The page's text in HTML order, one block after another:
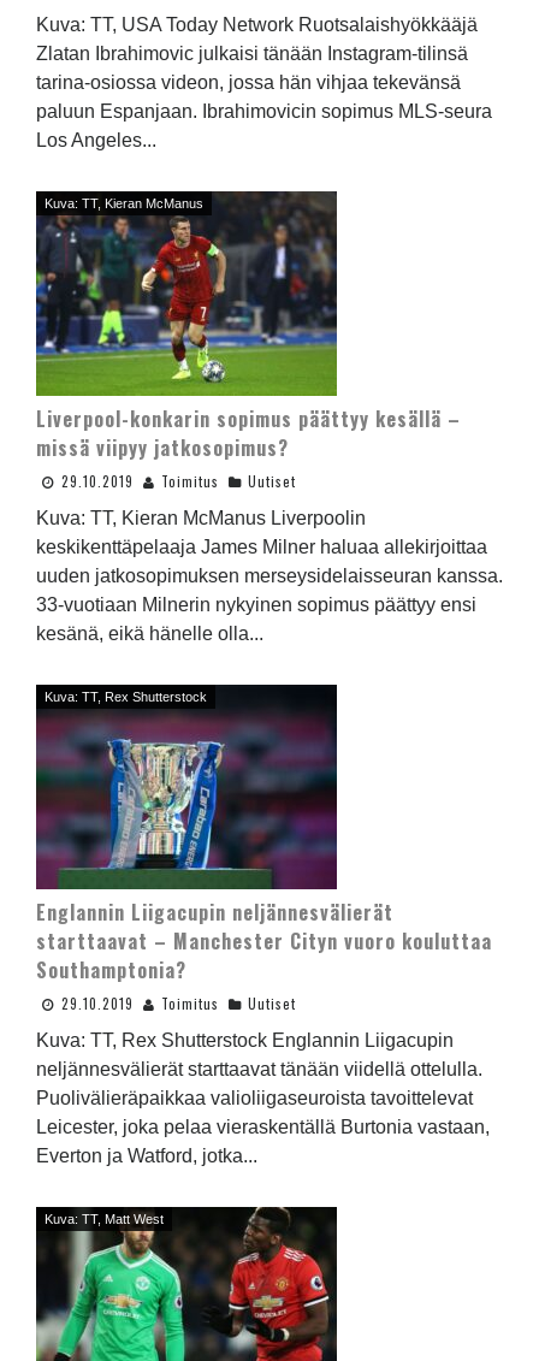
Kuva: TT, USA Today Network Ruotsalaishyökkääjä
Zlatan Ibrahimovic julkaisi tänään Instagram-tilinsä
tarina-osiossa videon, jossa hän vihjaa tekevänsä
paluun Espanjaan. Ibrahimovicin sopimus MLS-seura
Los Angeles...
Kuva: TT, Kieran McManus
Liverpool-konkarin sopimus päättyy kesällä –
missä viipyy jatkosopimus?
29.10.2019 Toimitus Uutiset
Kuva: TT, Kieran McManus Liverpoolin
keskikenttäpelaaja James Milner haluaa allekirjoittaa
uuden jatkosopimuksen merseysidelaisseuran kanssa.
33-vuotiaan Milnerin nykyinen sopimus päättyy ensi
kesänä, eikä hänelle olla...
Kuva: TT, Rex Shutterstock
Englannin Liigacupin neljännesvälierät
starttaavat – Manchester Cityn vuoro kouluttaa
Southamptonia?
29.10.2019 Toimitus Uutiset
Kuva: TT, Rex Shutterstock Englannin Liigacupin
neljännesvälierät starttaavat tänään viidellä ottelulla.
Puolivälieräpaikkaa valioliigaseuroista tavoittelevat
Leicester, joka pelaa vieraskentällä Burtonia vastaan,
Everton ja Watford, jotka...
Kuva: TT, Matt West